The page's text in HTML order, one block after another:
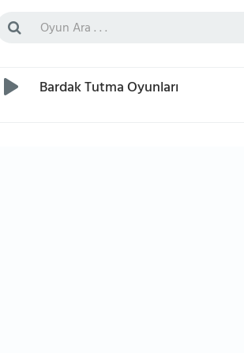
Bardak Tutma Oyunları